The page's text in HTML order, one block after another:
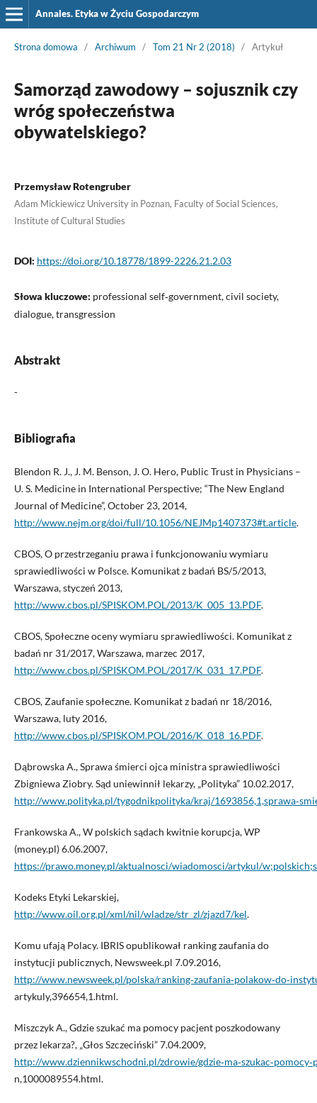
Annales. Etyka w Życiu Gospodarczym
Strona domowa / Archiwum / Tom 21 Nr 2 (2018) / Artykuł
Samorząd zawodowy – sojusznik czy
wróg społeczeństwa
obywatelskiego?
Przemysław Rotengruber
Adam Mickiewicz University in Poznan, Faculty of Social Sciences,
Institute of Cultural Studies
DOI: https://doi.org/10.18778/1899-2226.21.2.03
Słowa kluczowe: professional self‑government, civil society,
dialogue, transgression
Abstrakt
-
Bibliografia
Blendon R. J., J. M. Benson, J. O. Hero, Public Trust in Physicians –
U. S. Medicine in International Perspective; “The New England
Journal of Medicine”, October 23, 2014,
http://www.nejm.org/doi/full/10.1056/NEJMp1407373#t.article.
CBOS, O przestrzeganiu prawa i funkcjonowaniu wymiaru
sprawiedliwości w Polsce. Komunikat z badań BS/5/2013,
Warszawa, styczeń 2013,
http://www.cbos.pl/SPISKOM.POL/2013/K_005_13.PDF.
CBOS, Społeczne oceny wymiaru sprawiedliwości. Komunikat z
badań nr 31/2017, Warszawa, marzec 2017,
http://www.cbos.pl/SPISKOM.POL/2017/K_031_17.PDF.
CBOS, Zaufanie społeczne. Komunikat z badań nr 18/2016,
Warszawa, luty 2016,
http://www.cbos.pl/SPISKOM.POL/2016/K_018_16.PDF.
Dąbrowska A., Sprawa śmierci ojca ministra sprawiedliwości
Zbigniewa Ziobry. Sąd uniewinnił lekarzy, „Polityka” 10.02.2017,
http://www.polityka.pl/tygodnikpolityka/kraj/
Frankowska A., W polskich sądach kwitnie korupcja, WP
(money.pl) 6.06.2007,
https://prawo.money.pl/aktualnosci/wiadomosci/artykul/
Kodeks Etyki Lekarskiej,
http://www.oil.org.pl/xml/nil/wladze/str_zl/zjazd7/kel.
Komu ufają Polacy. IBRIS opublikował ranking zaufania do
instytucji publicznych, Newsweek.pl 7.09.2016,
http://www.newsweek.pl/polska/
artykuly,396654,1.html.
Miszczyk A., Gdzie szukać ma pomocy pacjent poszkodowany
przez lekarza?, „Głos Szczeciński” 7.04.2009,
http://www.dziennikwschodni.pl/zdrowie/
n,1000089554.html.